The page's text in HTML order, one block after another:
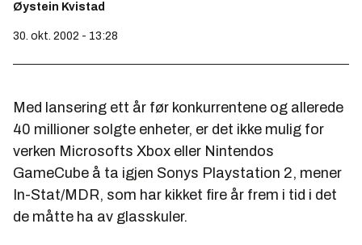
Øystein Kvistad
30. okt. 2002 - 13:28
Med lansering ett år før konkurrentene og allerede
40 millioner solgte enheter, er det ikke mulig for
verken Microsofts Xbox eller Nintendos
GameCube å ta igjen Sonys Playstation 2, mener
In-Stat/MDR, som har kikket fire år frem i tid i det
de måtte ha av glasskuler.